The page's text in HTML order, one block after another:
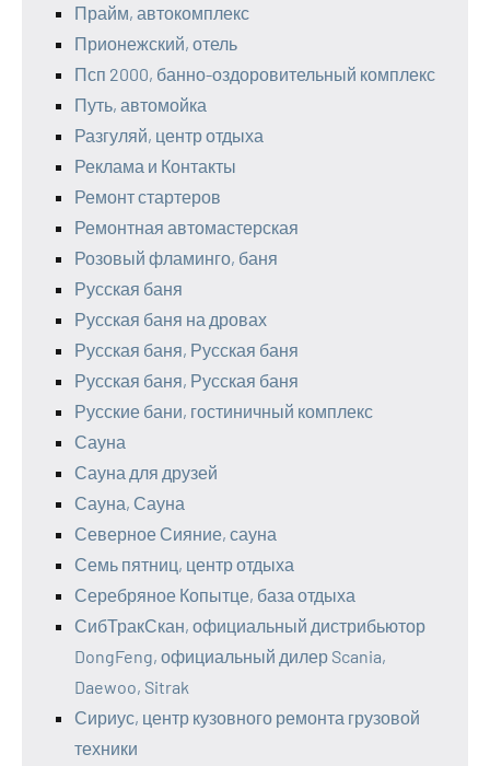
Прайм, автокомплекс
Прионежский, отель
Псп 2000, банно-оздоровительный комплекс
Путь, автомойка
Разгуляй, центр отдыха
Реклама и Контакты
Ремонт стартеров
Ремонтная автомастерская
Розовый фламинго, баня
Русская баня
Русская баня на дровах
Русская баня, Русская баня
Русская баня, Русская баня
Русские бани, гостиничный комплекс
Сауна
Сауна для друзей
Сауна, Сауна
Северное Сияние, сауна
Семь пятниц, центр отдыха
Серебряное Копытце, база отдыха
СибТракСкан, официальный дистрибьютор
DongFeng, официальный дилер Scania,
Daewoo, Sitrak
Сириус, центр кузовного ремонта грузовой
техники